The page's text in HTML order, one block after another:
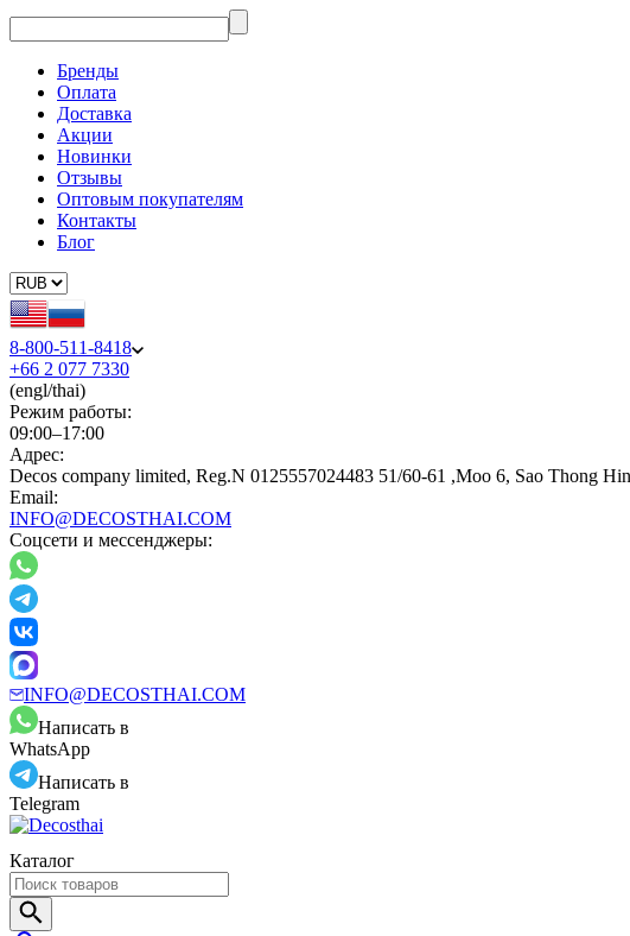
Бренды
Оплата
Доставка
Акции
Новинки
Отзывы
Оптовым покупателям
Контакты
Блог
8-800-511-8418
+66 2 077 7330
(engl/thai)
Режим работы:
09:00–17:00
Адрес:
Decos company limited, Reg.N 0125557024483 51/60-61 ,Moo 6, Sao Thong
Email:
INFO@DECOSTHAI.COM
Соцсети и мессенджеры:
INFO@DECOSTHAI.COM
Написать в
WhatsApp
Написать в
Telegram
Каталог